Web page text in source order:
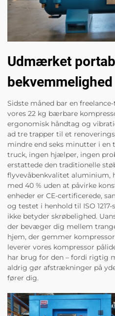
Udmærket
bekvemmelighed
Sidste måned bar en
vores 22 kg bærbare
ergonomisk håndtag og
ad tre trapper til et
mindre end seks minutter i en
truck, ingen hjælper, ingen
erstattede den traditionelle
flyvevåbenkvalitet aluminium,
med 40 % uden at påvirke
enheder er CE-certificerede,
og testet i henhold til ISO
ikke betyder skrøbelighed.
der bevæger dig mellem
hjem, der gemmer
leverer vores kompressor
har brug for den – fordi rigtig
aldrig gør afstrækninger på
fører dig.